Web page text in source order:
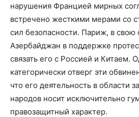
нарушения Францией мирных
встречено жесткими мерами со
сил безопасности. Париж, в свою
Азербайджан в поддержке
связать его с Россией и Китаем.
категорически отверг эти
что его деятельность в области
народов носит исключительно
правозащитный характер.